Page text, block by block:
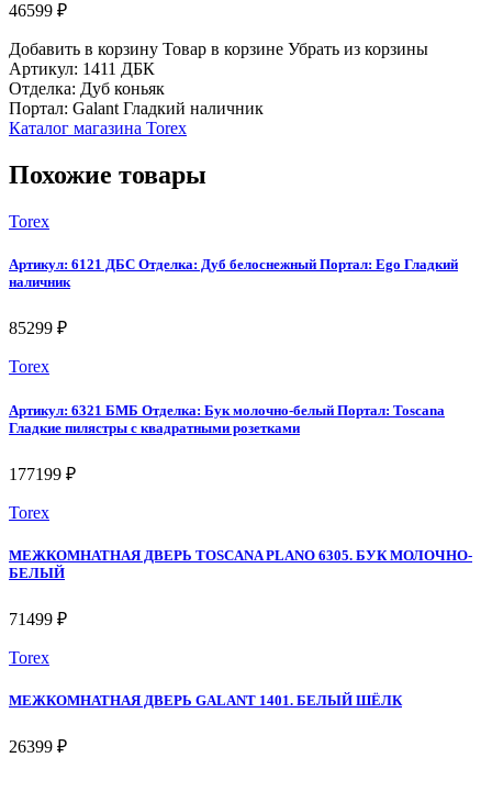
46599 ₽
Добавить в корзину Товар в корзине Убрать из корзины
Артикул: 1411 ДБК
Отделка: Дуб коньяк
Портал: Galant Гладкий наличник
Каталог магазина Torex
Похожие товары
Torex
Артикул: 6121 ДБС Отделка: Дуб белоснежный Портал: Ego Гладкий
наличник
85299 ₽
Torex
Артикул: 6321 БМБ Отделка: Бук молочно-белый Портал: Toscana
Гладкие пилястры с квадратными розетками
177199 ₽
Torex
МЕЖКОМНАТНАЯ ДВЕРЬ TOSCANA PLANO 6305. БУК МОЛОЧНО-
БЕЛЫЙ
71499 ₽
Torex
МЕЖКОМНАТНАЯ ДВЕРЬ GALANT 1401. БЕЛЫЙ ШЁЛК
26399 ₽